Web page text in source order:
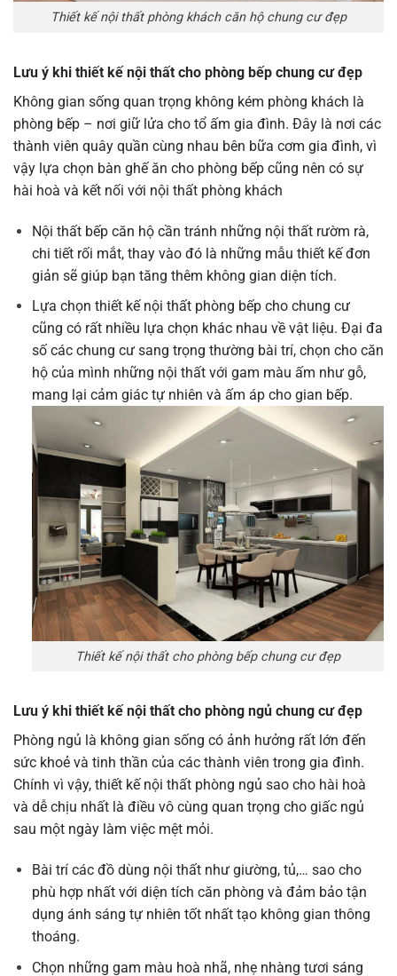
Thiết kế nội thất phòng khách căn hộ chung cư đẹp
Lưu ý khi thiết kế nội thất cho phòng bếp chung cư đẹp
Không gian sống quan trọng không kém phòng khách là
phòng bếp – nơi giữ lửa cho tổ ấm gia đình. Đây là nơi các
thành viên quây quần cùng nhau bên bữa cơm gia đình, vì
vậy lựa chọn bàn ghế ăn cho phòng bếp cũng nên có sự
hài hoà và kết nối với nội thất phòng khách
Nội thất bếp căn hộ cần tránh những nội thất rườm rà,
chi tiết rối mắt, thay vào đó là những mẫu thiết kế đơn
giản sẽ giúp bạn tăng thêm không gian diện tích.
Lựa chọn thiết kế nội thất phòng bếp cho chung cư
cũng có rất nhiều lựa chọn khác nhau về vật liệu. Đại đa
số các chung cư sang trọng thường bài trí, chọn cho căn
hộ của mình những nội thất với gam màu ấm như gỗ,
mang lại cảm giác tự nhiên và ấm áp cho gian bếp.
Thiết kế nội thất cho phòng bếp chung cư đẹp
Lưu ý khi thiết kế nội thất cho phòng ngủ chung cư đẹp
Phòng ngủ là không gian sống có ảnh hưởng rất lớn đến
sức khoẻ và tinh thần của các thành viên trong gia đình.
Chính vì vậy, thiết kế nội thất phòng ngủ sao cho hài hoà
và dễ chịu nhất là điều vô cùng quan trọng cho giấc ngủ
sau một ngày làm việc mệt mỏi.
Bài trí các đồ dùng nội thất như giường, tủ,… sao cho
phù hợp nhất với diện tích căn phòng và đảm bảo tận
dụng ánh sáng tự nhiên tốt nhất tạo không gian thông
thoáng.
Chọn những gam màu hoà nhã, nhẹ nhàng tươi sáng